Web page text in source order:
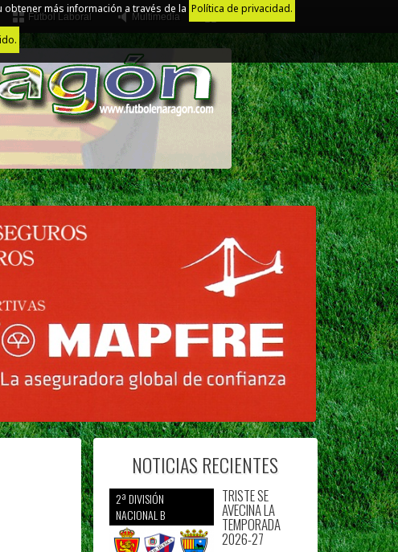
más información a través de la Política de privacidad.
Fútbol Laboral Multimedia Juego Limpio
NOTICIAS RECIENTES
2ª DIVISIÓN
NACIONAL B
TRISTE SE
AVECINA LA
TEMPORADA
2026-27